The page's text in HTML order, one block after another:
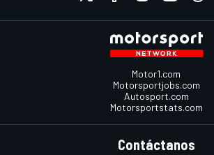
Motor1.com
Motorsportjobs.com
Autosport.com
Motorsportstats.com
Contáctanos